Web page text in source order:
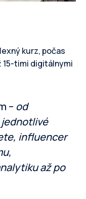
kurz, počas
15-timi digitálnymi
– od
jednotlivé
influencer
až po